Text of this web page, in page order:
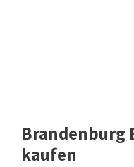
Brandenburg
kaufen